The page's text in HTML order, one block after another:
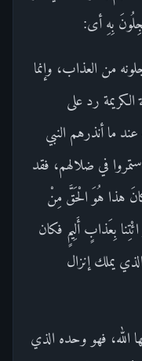
بِهِ أى:
من العذاب، وإنما
رد على
ما أنذرهم النبي
في ضلالهم، فقد
هذا هُوَ الْحَقَّ مِنْ
بِعَذابٍ أَلِيمٍ فكان
يملك إنزال
الله، فهو وحده الذي